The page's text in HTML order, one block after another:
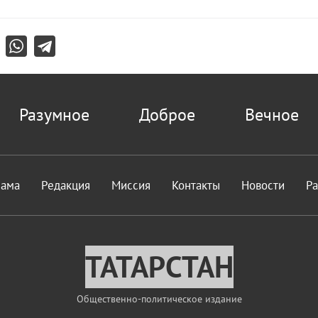
Разумное Доброе Вечное
Редакция Миссия Контакты Новости
ТАТАРСТАН
Общественно-политическое издание